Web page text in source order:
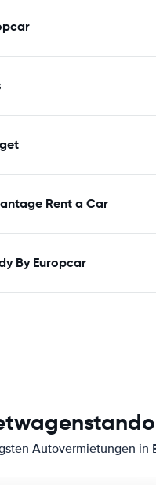
Rent a Car
By Europcar
Autovermietungen in